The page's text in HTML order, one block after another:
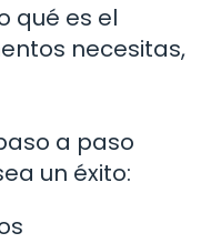
qué es el
necesitas,
a paso
un éxito: